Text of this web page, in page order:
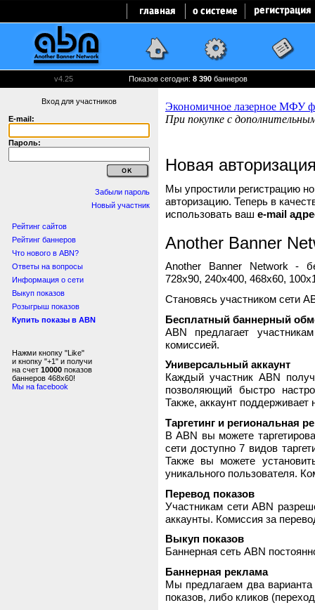
v4.25 Показов сегодня: 8 390 баннеров
Вход для участников
E-mail:
Пароль:
Забыли пароль
Новый участник
Рейтинг сайтов
Рейтинг баннеров
Что нового в ABN?
Ответы на вопросы
Информация о сети
Выкуп показов
Розыгрыш показов
Купить показы в ABN
Нажми кнопку "Like"
и кнопку "+1" и получи
на счет 10000 показов
баннеров 468x60!
Мы на facebook
Новая
Мы упростили регистрацию
авторизацию. Теперь в
использовать ваш e-mail
Another Banner
Another Banner Network -
728x90, 240x400, 468x60,
Становясь участником сети
Бесплатный баннерный
ABN предлагает
комиссией.
Универсальный аккаунт
Каждый участник ABN
позволяющий быстро
Также, аккаунт поддерживает
Таргетинг и региональная
В ABN вы можете
сети доступно 7 видов
Также вы можете
уникального пользователя.
Перевод показов
Участникам сети ABN
аккаунты. Комиссия за
Выкуп показов
Баннерная сеть ABN
Баннерная реклама
Мы предлагаем два
показов, либо кликов